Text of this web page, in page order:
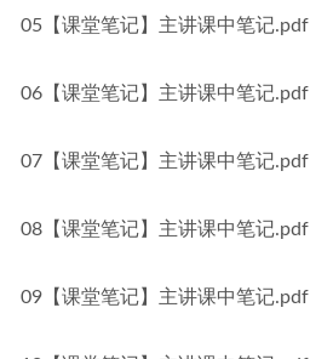
05【课堂笔记】主讲课中笔记.pdf
06【课堂笔记】主讲课中笔记.pdf
07【课堂笔记】主讲课中笔记.pdf
08【课堂笔记】主讲课中笔记.pdf
09【课堂笔记】主讲课中笔记.pdf